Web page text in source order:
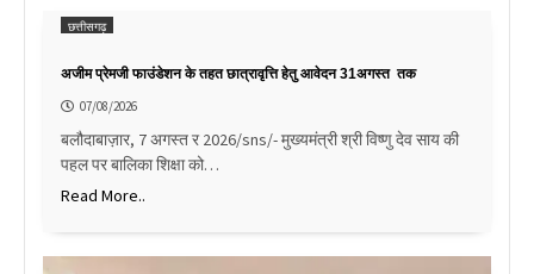
छत्तीसगढ़
अजीम प्रेमजी फाउंडेशन के तहत छात्रावृत्ति हेतु आवेदन 31अगस्त तक
07/08/2026
बलौदाबाज़ार, 7 अगस्त र 2026/sns/- मुख्यमंत्री श्री विष्णु देव साय की
पहल पर बालिका शिक्षा को…
Read More..